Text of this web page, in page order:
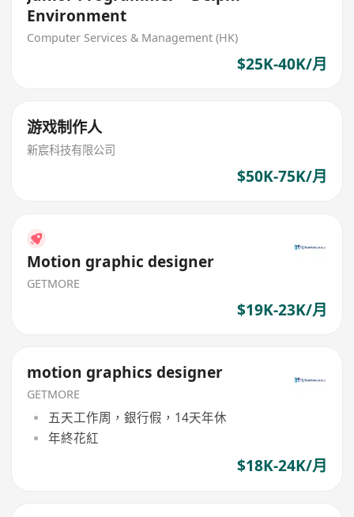
Environment
Computer Services & Management (HK)
$25K-40K/月
游戏制作人
新宸科技有限公司
$50K-75K/月
Motion graphic designer
GETMORE
$19K-23K/月
motion graphics designer
GETMORE
五天工作周，銀行假，14天年休
年終花紅
$18K-24K/月